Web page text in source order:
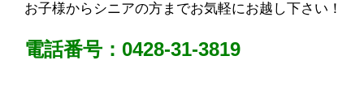
お子様からシニアの方までお気軽にお越し下さい！
電話番号：0428-31-3819